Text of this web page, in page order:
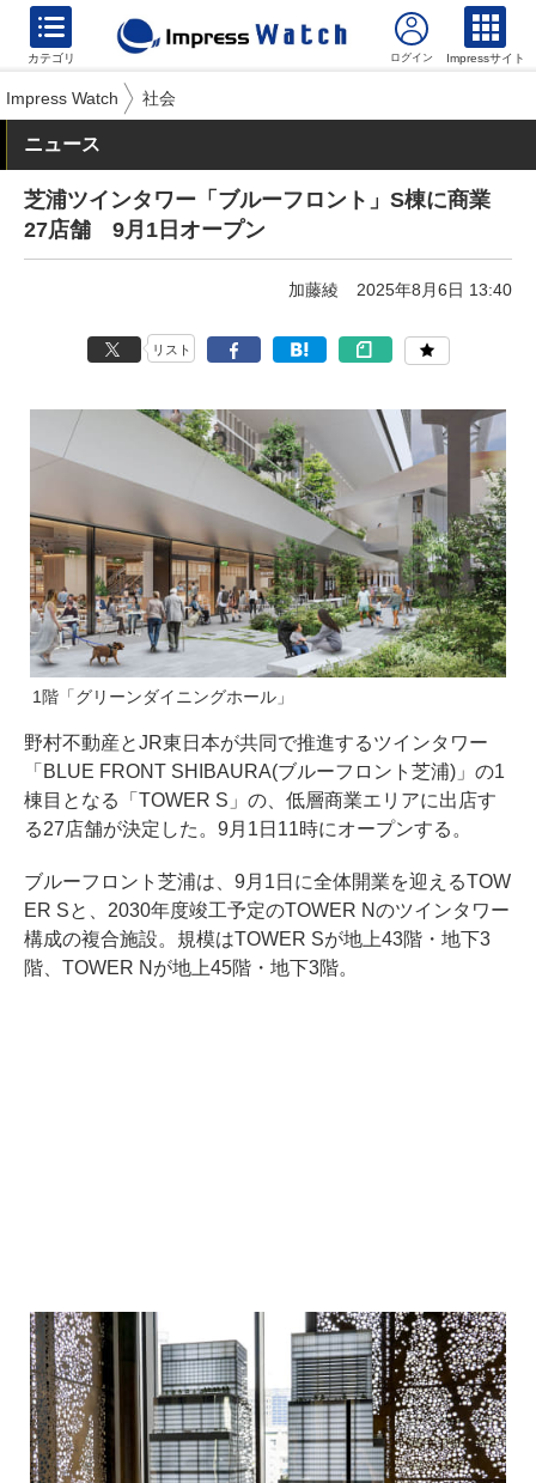
カテゴリ Impressサイト
Impress Watch 社会
ニュース
芝浦ツインタワー「ブルーフロント」S棟に商業
27店舗 9月1日オープン
加藤綾 2025年8月6日 13:40
リスト
1階「グリーンダイニングホール」
野村不動産とJR東日本が共同で推進するツインタワー
「BLUE FRONT SHIBAURA(ブルーフロント芝浦)」の1
棟目となる「TOWER S」の、低層商業エリアに出店す
る27店舗が決定した。9月1日11時にオープンする。
ブルーフロント芝浦は、9月1日に全体開業を迎えるTOW
ER Sと、2030年度竣工予定のTOWER Nのツインタワー
構成の複合施設。規模はTOWER Sが地上43階・地下3
階、TOWER Nが地上45階・地下3階。